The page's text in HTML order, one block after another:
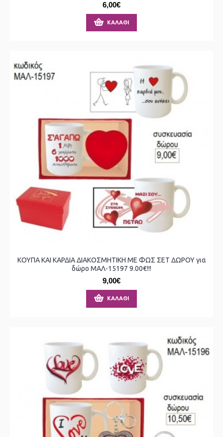
6,00€
ΚΑΛΆΘΙ
ΚΟΥΠΑ ΚΑΙ ΚΑΡΔΙΑ ΔΙΑΚΟΣΜΗΤΙΚΗ ΜΕ ΦΩΣ ΣΕΤ ΔΩΡΟΥ για
δώρο ΜΑΛ-15197 9.00€!!!
9,00€
ΚΑΛΆΘΙ